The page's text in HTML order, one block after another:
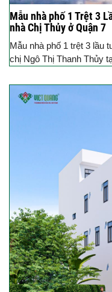
Mẫu nhà phố 1 Trệt 3
nhà Chị Thủy ở Quận 7
Mẫu nhà phố 1 trệt 3 lầu
chị Ngô Thị Thanh Thủy